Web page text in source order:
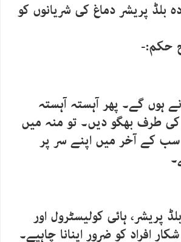
بلڈ پریشر دماغ کی شریانوں کو
حکم:-
ہوں گے۔ پھر آہستہ آہستہ
طرف بھگو دیں۔ تو منہ میں
سب کے آخر میں اپنے سر پر
پریشر، ہائی کولیسٹرول اور
افراد کو ضرور اپنانا چاہیے۔